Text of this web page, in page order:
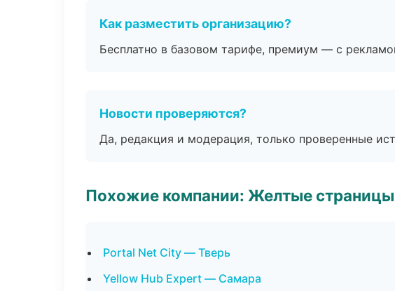
Как разместить организацию?
Бесплатно в базовом тарифе, премиум — с
Новости проверяются?
Да, редакция и модерация, только проверенные
Похожие компании: Желтые страницы
Portal Net City — Тверь
Yellow Hub Expert — Самара